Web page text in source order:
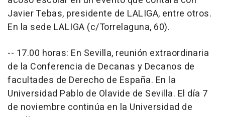
Javier Tebas, presidente de LALIGA, entre otros.
En la sede LALIGA (c/Torrelaguna, 60).
-- 17.00 horas: En Sevilla, reunión extraordinaria
de la Conferencia de Decanas y Decanos de
facultades de Derecho de España. En la
Universidad Pablo de Olavide de Sevilla. El día 7
de noviembre continúa en la Universidad de